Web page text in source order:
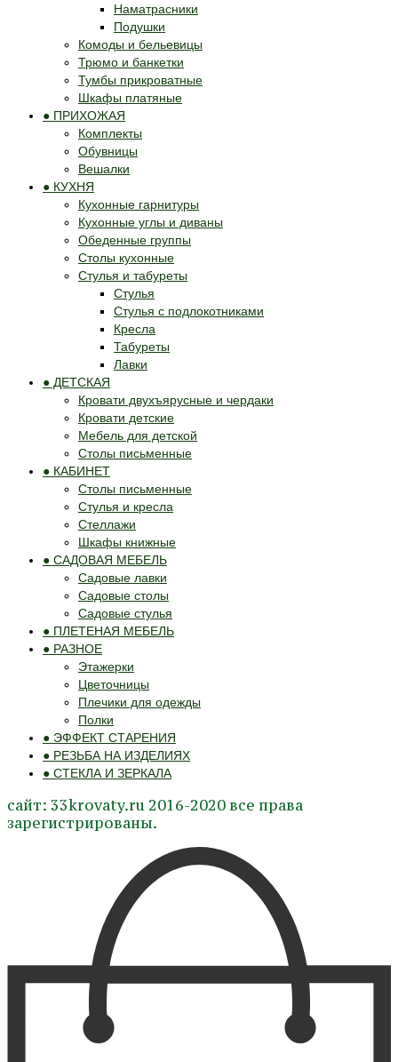
Наматрасники
Подушки
Комоды и бельевицы
Трюмо и банкетки
Тумбы прикроватные
Шкафы платяные
● ПРИХОЖАЯ
Комплекты
Обувницы
Вешалки
● КУХНЯ
Кухонные гарнитуры
Кухонные углы и диваны
Обеденные группы
Столы кухонные
Стулья и табуреты
Стулья
Стулья с подлокотниками
Кресла
Табуреты
Лавки
● ДЕТСКАЯ
Кровати двухъярусные и чердаки
Кровати детские
Мебель для детской
Столы письменные
● КАБИНЕТ
Столы письменные
Стулья и кресла
Стеллажи
Шкафы книжные
● САДОВАЯ МЕБЕЛЬ
Садовые лавки
Садовые столы
Садовые стулья
● ПЛЕТЕНАЯ МЕБЕЛЬ
● РАЗНОЕ
Этажерки
Цветочницы
Плечики для одежды
Полки
● ЭФФЕКТ СТАРЕНИЯ
● РЕЗЬБА НА ИЗДЕЛИЯХ
● СТЕКЛА И ЗЕРКАЛА
сайт: 33krovaty.ru 2016-2020 все права
зарегистрированы.